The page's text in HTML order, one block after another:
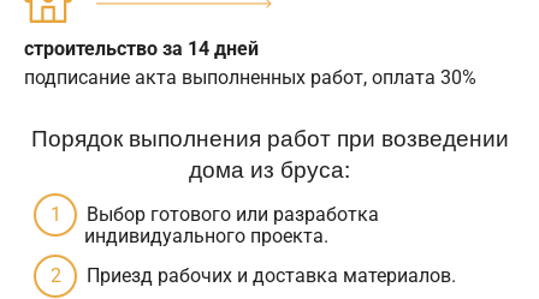
строительство за 14 дней
подписание акта выполненных работ, оплата 30%
Порядок выполнения работ при возведении
дома из бруса:
Выбор готового или разработка
индивидуального проекта.
Приезд рабочих и доставка материалов.